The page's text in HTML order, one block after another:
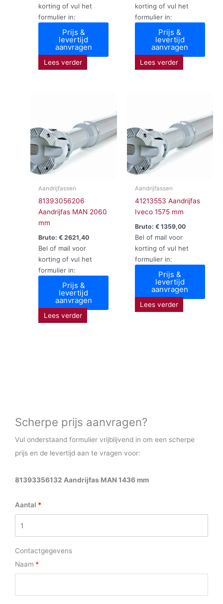
korting of vul het
formulier in:
Prijs &
levertijd
aanvragen
Lees verder
korting of vul het
formulier in:
Prijs &
levertijd
aanvragen
Lees verder
Aandrijfassen
81393056206
Aandrijfas MAN 2060
mm
Bruto:€ 2621,40
Bel of mail voor
korting of vul het
formulier in:
Prijs &
levertijd
aanvragen
Lees verder
Aandrijfassen
41213553 Aandrijfas
Iveco 1575 mm
Bruto: €1359,00
Bel of mail voor
korting of vul het
formulier in:
Prijs &
levertijd
aanvragen
Lees verder
Scherpe prijs aanvragen?
Vul onderstaand formulier vrijblijvend in om een scherpe
prijs en de levertijd aan te vragen voor:
81393356132 Aandrijfas MAN 1436 mm
Aantal
Contactgegevens
Naam